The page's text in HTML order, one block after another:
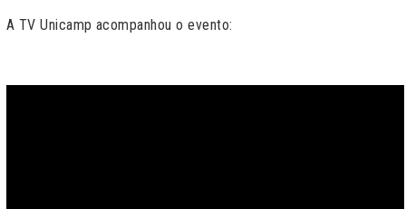
A TV Unicamp acompanhou o evento: